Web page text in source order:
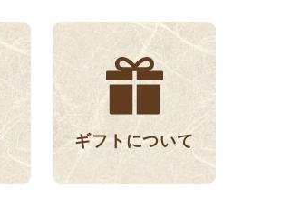
ギフトについて